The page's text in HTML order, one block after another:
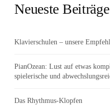
Neueste Beiträge
Klavierschulen – unsere
PianOzean: Lust auf etwas
spielerische und
Das Rhythmus-Klopfen